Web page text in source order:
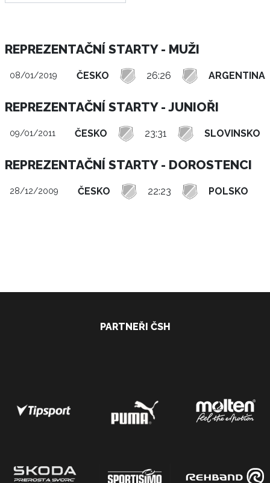
REPREZENTAČNÍ STARTY - MUŽI
08/01/2019 ČESKO 26:26 ARGENTINA
REPREZENTAČNÍ STARTY - JUNIOŘI
09/01/2011 ČESKO 23:31 SLOVINSKO
REPREZENTAČNÍ STARTY - DOROSTENCI
28/12/2009 ČESKO 22:23 POLSKO
PARTNEŘI ČSH